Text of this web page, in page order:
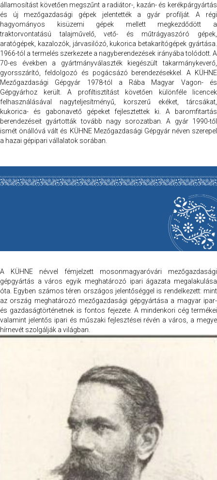
államosítást követően megszűnt a radiátor-, kazán- és kerékpárgyártás
és új mezőgazdasági gépek jelentették a gyár profilját. A régi
hagyományos kisüzemi gépek mellett megkezdődött a
traktorvontatású talajművelő, vető- és műtrágyaszóró gépek,
aratógépek, kazalozók, járvasilózó, kukorica betakarítógépek gyártása.
1966-tól a termelés szerkezete a nagyberendezések irányába tolódott. A
70-es években a gyártmányválaszték kiegészült takarmánykeverő,
gyorsszárító, feldolgozó és pogácsázó berendezésekkel. A KÜHNE
Mezőgazdasági Gépgyár 1978-tól a Rába Magyar Vagon- és
Gépgyárhoz került. A profiltisztítást követően különféle licencek
felhasználásával nagyteljesítményű, korszerű ekéket, tárcsákat,
kukorica- és gabonavető gépeket fejlesztettek ki. A baromfitartás
berendezéseit gyártották tovább nagy sorozatban. A gyár 1990-től
ismét önállóvá vált és KÜHNE Mezőgazdasági Gépgyár néven szerepel
a hazai gépipari vállalatok sorában.
A KÜHNE névvel fémjelzett mosonmagyaróvári mezőgazdasági
gépgyártás a város egyik meghatározó ipari ágazata megalakulása
óta. Egyben számos téren országos jelentőséggel is rendelkezett: mint
az ország meghatározó mezőgazdasági gépgyártása a magyar ipar-
és gazdaságtörténetnek is fontos fejezete. A mindenkori cég termékei
valamint jelentős ipari és műszaki fejlesztései révén a város, a megye
hírnevét szolgálják a világban.